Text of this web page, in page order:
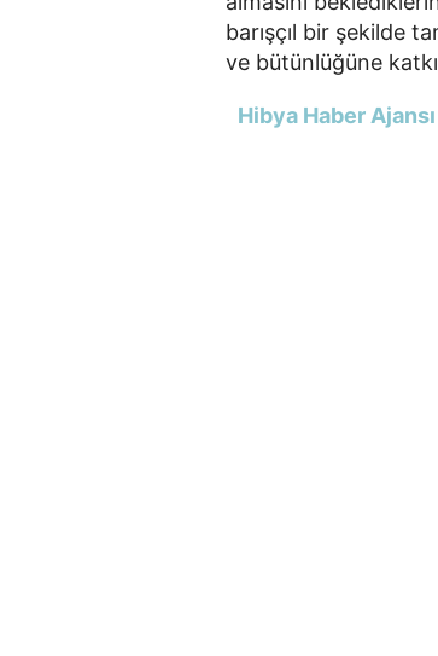
barışçıl bir şekilde
ve bütünlüğüne
Hibya Haber Ajansı